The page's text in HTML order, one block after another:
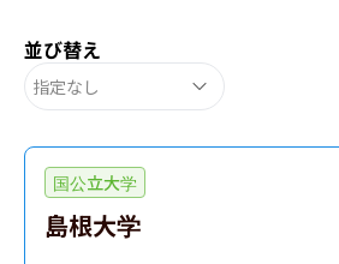
並び替え
指定なし
国公立大学
島根大学